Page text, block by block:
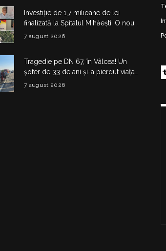
Investiție de 1,7 milioane de lei
finalizată la Spitalul Mihăești. O nouă
clădire medico-administrativă a fost
7 august 2026
Tragedie pe DN 67, în Vâlcea! Un
șofer de 33 de ani și-a pierdut viața
într-un accident la Budești
7 august 2026